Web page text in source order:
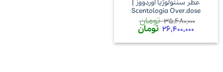
عطر سنتولوژیا اوردووز |
Scentologia Over.dose
35,480,000 تومان
قیمت
اصلی
35,480,000 تومان
بود.
26,400,000 تومان
است.